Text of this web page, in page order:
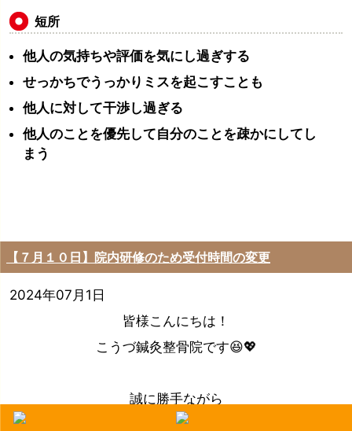
短所
他人の気持ちや評価を気にし過ぎする
せっかちでうっかりミスを起こすことも
他人に対して干渉し過ぎる
他人のことを優先して自分のことを疎かにしてし
まう
【７月１０日】院内研修のため受付時間の変更
2024年07月1日
皆様こんにちは！
こうづ鍼灸整骨院です😆💖
誠に勝手ながら
スタッフの技術向上院内研修のため